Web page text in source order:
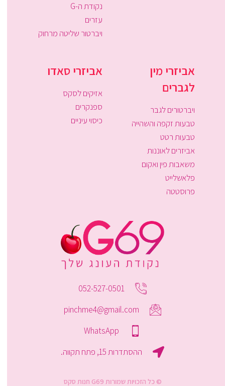
נקודת ה-G
עזרים
ויברטור שליטה מרחוק
אביזרי מין
לגברים
ויברטורים לגבר
טבעות זקפה והשהייה
טבעות רטט
אביזרים לאוננות
משאבות פין ואקום
פלאשלייט
פרוסטטה
אביזרי סאדו
אזיקים לסקס
ספנקרים
כיסוי עיניים
052-527-0501
pinchme4@gmail.com
WhatsApp
ההסתדרות 15, פתח תקווה.
© כל הזכויות שמורות G69 חנות סקס